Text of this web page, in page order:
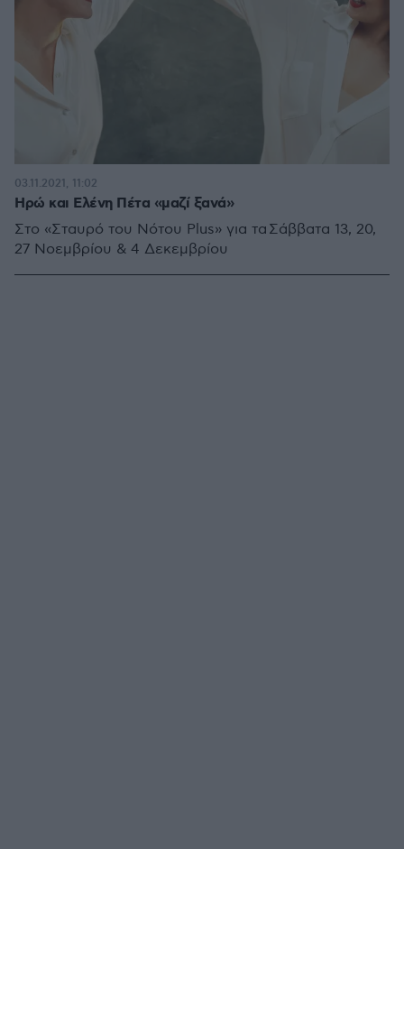
Ηρώ και Ελένη Πέτα «μαζί ξανά»
Στο «Σταυρό του Νότου Plus» για τα Σάββατα 13, 20,
27 Νοεμβρίου & 4 Δεκεμβρίου
03.11.2021, 11:02